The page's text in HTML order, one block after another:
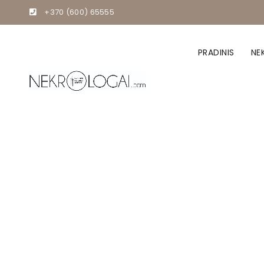
+370 (600) 65555
PRADINIS